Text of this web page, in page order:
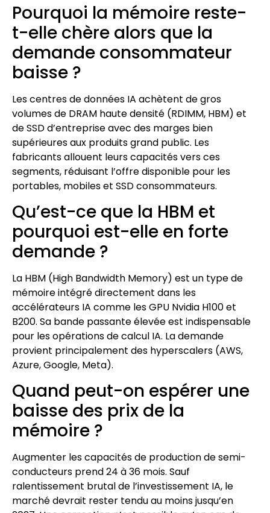
Pourquoi la mémoire reste-
t-elle chère alors que la
demande consommateur
baisse ?
Les centres de données IA achètent de gros
volumes de DRAM haute densité (RDIMM, HBM) et
de SSD d’entreprise avec des marges bien
supérieures aux produits grand public. Les
fabricants allouent leurs capacités vers ces
segments, réduisant l’offre disponible pour les
portables, mobiles et SSD consommateurs.
Qu’est-ce que la HBM et
pourquoi est-elle en forte
demande ?
La HBM (High Bandwidth Memory) est un type de
mémoire intégré directement dans les
accélérateurs IA comme les GPU Nvidia H100 et
B200. Sa bande passante élevée est indispensable
pour les opérations de calcul IA. La demande
provient principalement des hyperscalers (AWS,
Azure, Google, Meta).
Quand peut-on espérer une
baisse des prix de la
mémoire ?
Augmenter les capacités de production de semi-
conducteurs prend 24 à 36 mois. Sauf
ralentissement brutal de l’investissement IA, le
marché devrait rester tendu au moins jusqu’en